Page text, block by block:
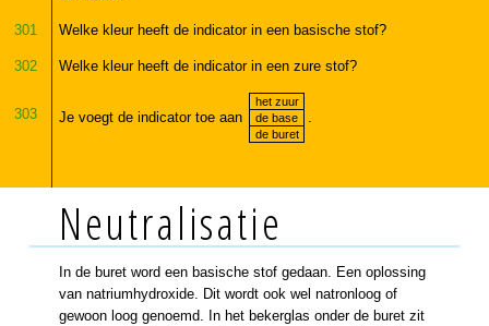
301 Welke kleur heeft de indicator in een basische stof?
302 Welke kleur heeft de indicator in een zure stof?
303 Je voegt de indicator toe aan
het zuur
de base
de buret
Neutralisatie
In de buret word een basische stof gedaan. Een oplossing
van natriumhydroxide. Dit wordt ook wel natronloog of
gewoon loog genoemd. In het bekerglas onder de buret zit